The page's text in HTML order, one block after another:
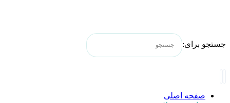
جستجو برای:
صفحه اصلی